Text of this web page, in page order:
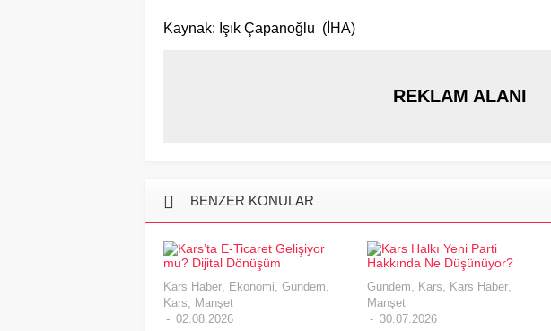
Kaynak: Işık Çapanoğlu (İHA)
REKLAM ALANI
BENZER KONULAR
Kars Haber, Ekonomi, Gündem,
Kars, Manşet
02.08.2026
Gündem, Kars, Kars Haber,
Manşet
30.07.2026